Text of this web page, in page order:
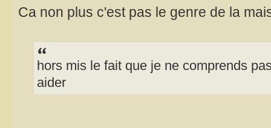
Ca non plus c'est pas le genre de la
hors mis le fait que je ne comprends
aider